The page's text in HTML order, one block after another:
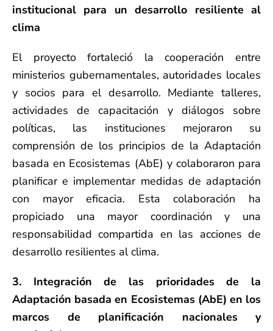
institucional para un desarrollo resiliente al
clima
El proyecto fortaleció la cooperación entre
ministerios gubernamentales, autoridades locales
y socios para el desarrollo. Mediante talleres,
actividades de capacitación y diálogos sobre
políticas, las instituciones mejoraron su
comprensión de los principios de la Adaptación
basada en Ecosistemas (AbE) y colaboraron para
planificar e implementar medidas de adaptación
con mayor eficacia. Esta colaboración ha
propiciado una mayor coordinación y una
responsabilidad compartida en las acciones de
desarrollo resilientes al clima.
3. Integración de las prioridades de la
Adaptación basada en Ecosistemas (AbE) en los
marcos de planificación nacionales y